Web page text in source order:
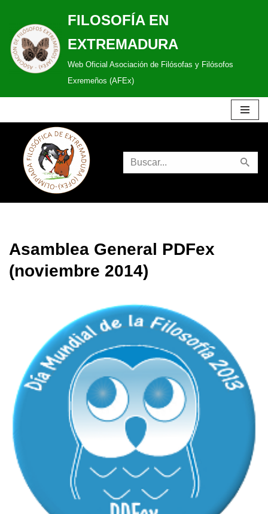
Saltar
al
contenido
FILOSOFÍA EN
EXTREMADURA
Web Oficial Asociación de Filósofas y Filósofos
Exremeños (AFEx)
Asamblea General PDFex
(noviembre 2014)